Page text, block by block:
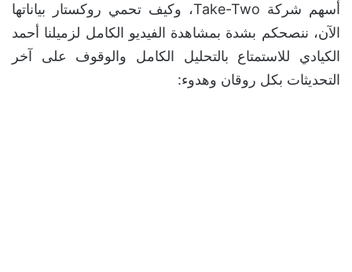
أسهم شركة Take-Two، وكيف تحمي روكستار بياناتها
الآن، ننصحكم بشدة بمشاهدة الفيديو الكامل لزميلنا أحمد
الكيادي للاستمتاع بالتحليل الكامل والوقوف على آخر
التحديثات بكل روقان وهدوء: